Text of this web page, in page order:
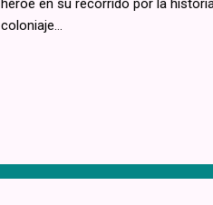
coloniaje...